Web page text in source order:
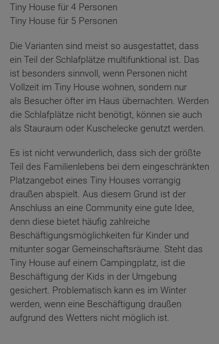
Tiny House für 4 Personen
Tiny House für 5 Personen
Die Varianten sind meist so ausgestattet, dass
ein Teil der Schlafplätze multifunktional ist. Das
ist besonders sinnvoll, wenn Personen nicht
Vollzeit im Tiny House wohnen, sondern nur
als Besucher öfter im Haus übernachten. Werden
die Schlafplätze nicht benötigt, können sie auch
als Stauraum oder Kuschelecke genutzt werden.
Es ist nicht verwunderlich, dass sich der größte
Teil des Familienlebens bei dem eingeschränkten
Platzangebot eines Tiny Houses vorrangig
draußen abspielt. Aus diesem Grund ist der
Anschluss an eine Community eine gute Idee,
denn diese bietet häufig zahlreiche
Beschäftigungsmöglichkeiten für Kinder und
mitunter sogar Gemeinschaftsräume. Steht das
Tiny House auf einem Campingplatz, ist die
Beschäftigung der Kids in der Umgebung
gesichert. Problematisch kann es im Winter
werden, wenn eine Beschäftigung draußen
aufgrund des Wetters nicht möglich ist.